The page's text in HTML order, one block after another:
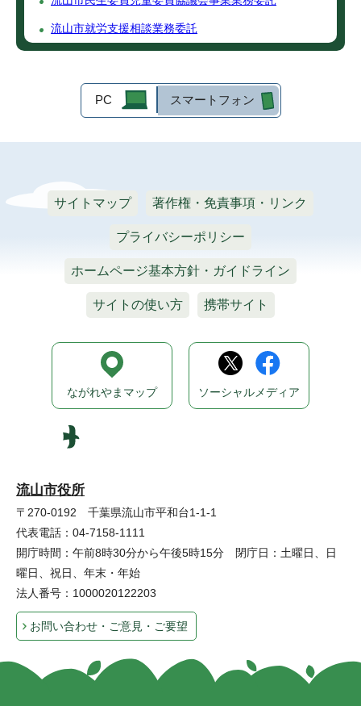
流山市就労支援相談業務委託
PC スマートフォン
サイトマップ 著作権・免責事項・リンク
プライバシーポリシー
ホームページ基本方針・ガイドライン
サイトの使い方 携帯サイト
流山市役所
〒270-0192 千葉県流山市平和台1-1-1
代表電話：04-7158-1111
開庁時間：午前8時30分から午後5時15分 閉庁日：土曜日、日
曜日、祝日、年末・年始
法人番号：1000020122203
お問い合わせ・ご意見・ご要望
ながれやまマップ ソーシャルメディア